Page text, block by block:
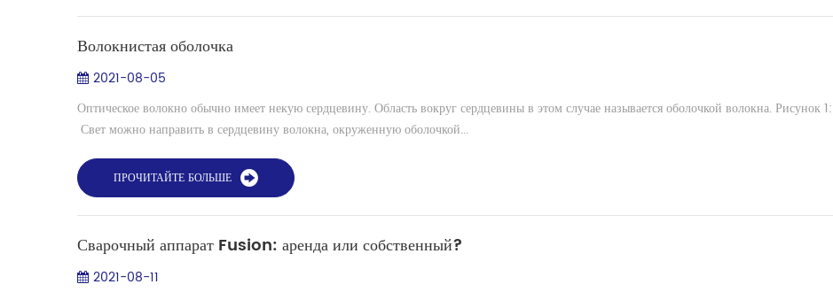
Волокнистая оболочка
2021-08-05
Оптическое волокно обычно имеет некую сердцевину. Область вокруг сердцевины в этом случае называется оболочкой волокна. Рисунок 1:
Свет можно направить в сердцевину волокна, окруженную оболочкой...
ПРОЧИТАЙТЕ БОЛЬШЕ
Сварочный аппарат Fusion: аренда или собственный?
2021-08-11